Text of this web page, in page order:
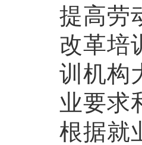
提高劳
改革培
训机构
业要求
根据就